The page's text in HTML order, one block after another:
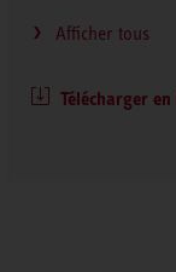
Afficher tous
Télécharger en